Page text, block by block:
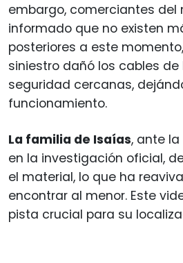
embargo, comerciantes del
informado que no existen
posteriores a este
siniestro dañó los cables
seguridad cercanas,
funcionamiento.
La familia de Isaías, ante
en la investigación oficial,
el material, lo que ha
encontrar al menor. Este
pista crucial para su